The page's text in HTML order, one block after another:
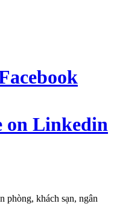
phòng, khách sạn, ngân